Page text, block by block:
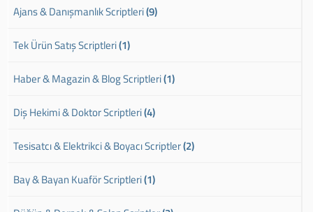
Ajans & Danışmanlık Scriptleri(9)
Tek Ürün Satış Scriptleri(1)
Haber & Magazin & Blog Scriptleri(1)
Diş Hekimi & Doktor Scriptleri(4)
Tesisatcı & Elektrikci & Boyacı Scriptler(2)
Bay & Bayan Kuaför Scriptleri(1)